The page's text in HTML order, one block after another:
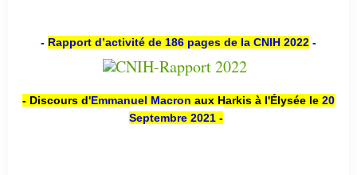
- Rapport d’activité de 186 pages de la CNIH 2022 -
- Discours d'Emmanuel Macron aux Harkis à l'Élysée le 20
Septembre 2021 -